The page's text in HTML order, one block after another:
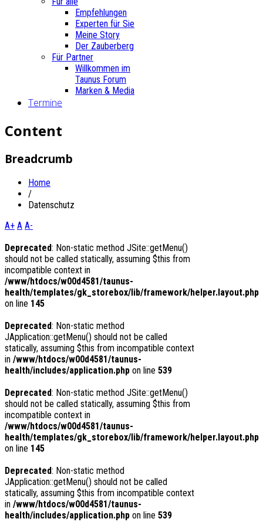
Empfehlungen
Experten für Sie
Meine Story
Der Zauberberg
Für Partner
Willkommen im
Taunus Forum
Marken & Media
Termine
Content
Breadcrumb
Home
/
Datenschutz
A+ A A-
Deprecated: Non-static method JSite::getMenu()
should not be called statically, assuming $this from
incompatible context in
/www/htdocs/w00d4581/taunus-
health/templates/gk_storebox/lib/framework/helper.layout.php
on line 145
Deprecated: Non-static method
JApplication::getMenu() should not be called
statically, assuming $this from incompatible context
in /www/htdocs/w00d4581/taunus-
health/includes/application.php on line 539
Deprecated: Non-static method JSite::getMenu()
should not be called statically, assuming $this from
incompatible context in
/www/htdocs/w00d4581/taunus-
health/templates/gk_storebox/lib/framework/helper.layout.php
on line 145
Deprecated: Non-static method
JApplication::getMenu() should not be called
statically, assuming $this from incompatible context
in /www/htdocs/w00d4581/taunus-
health/includes/application.php on line 539